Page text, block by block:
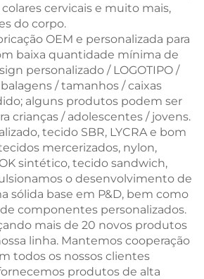
cervicais e muito mais,
do corpo.
OEM e personalizada para
baixa quantidade mínima de
personalizado / LOGOTIPO /
/ tamanhos / caixas
alguns produtos podem ser
crianças / adolescentes / jovens.
tecido SBR, LYCRA e bom
mercerizados, nylon,
sintético, tecido sandwich,
o desenvolvimento de
sólida base em P&D, bem como
componentes personalizados.
mais de 20 novos produtos
linha. Mantemos cooperação
todos os nossos clientes
produtos de alta